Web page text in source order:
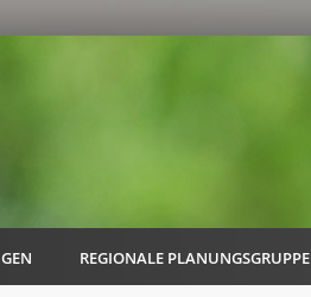
REGIONALE PLANUNGSGRUPPE